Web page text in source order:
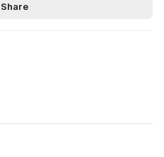
Share